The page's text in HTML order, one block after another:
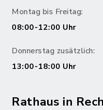
Montag bis Freitag:
08:00-12:00 Uhr
Donnerstag zusätzlich:
13:00-18:00 Uhr
Rathaus in